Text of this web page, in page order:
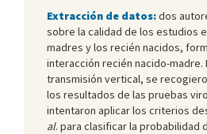
Extracción de datos:dos
sobre la calidad de los estudios
madres y los recién nacidos,
interacción recién nacido-madre.
transmisión vertical, se
los resultados de las pruebas
intentaron aplicar los criterios
al. para clasificar la probabilidad